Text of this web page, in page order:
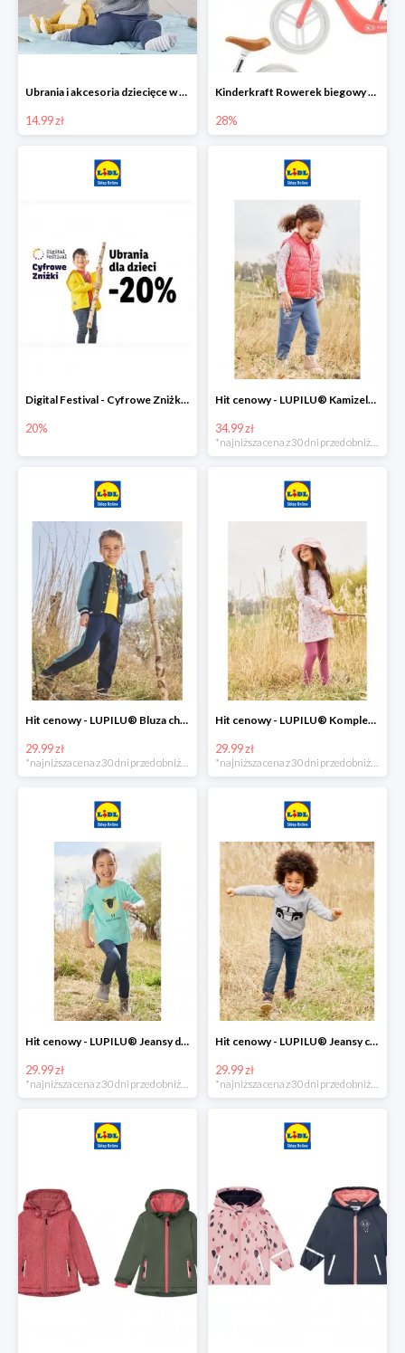
Ubrania i akcesoria dziecięce w Lidlu Online od 14,99 zł
14.99 zł
Kinderkraft Rowerek biegowy Fly
28%
Digital Festival - Cyfrowe Zniżki Ubrania dla dzieci w Lidlu -20%
20%
Hit cenowy - LUPILU® Kamizelka pikowana dziewczęca
34.99 zł
Hit cenowy - LUPILU® Bluza chłopięca w stylu college
29.99 zł
*najniższa cena z 30 dni przed obniżką
Hit cenowy - LUPILU® Komplet dziewczęcy (sukienka + legginsy)
29.99 zł
*najniższa cena z 30 dni przed obniżką
Hit cenowy - LUPILU® Jeansy dziewczęce slim fit
29.99 zł
Hit cenowy - LUPILU® Jeansy chłopięce slim fit
29.99 zł